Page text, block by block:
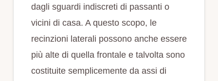
dagli sguardi indiscreti di passanti o
vicini di casa. A questo scopo, le
recinzioni laterali possono anche essere
più alte di quella frontale e talvolta sono
costituite semplicemente da assi di